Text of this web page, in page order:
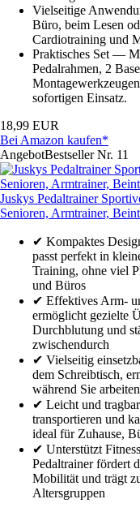
Vielseitige
Büro, beim Lesen
Cardiotraining und
Praktisches Set —
Pedalrahmen, 2
sofortigen Einsatz.
18,99 EUR
Bei Amazon kaufen*
AngebotBestseller Nr. 11
Juskys Pedaltrainer
Senioren, Armtrainer,
✔ Kompaktes
passt perfekt in
Training, ohne viel
und Büros
✔ Effektives Arm-
ermöglicht gezielte
Durchblutung und
zwischendurch
✔ Vielseitig
dem Schreibtisch,
während Sie
✔ Leicht und
transportieren und
ideal für Zuhause,
✔ Unterstützt
Pedaltrainer fördert
Mobilität und trägt
Altersgruppen